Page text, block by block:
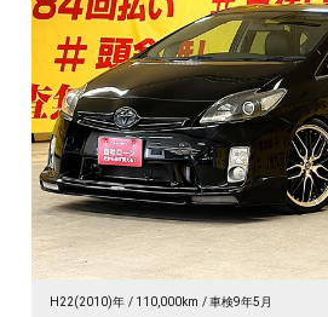
H22(2010)年 110,000km 車検9年5月